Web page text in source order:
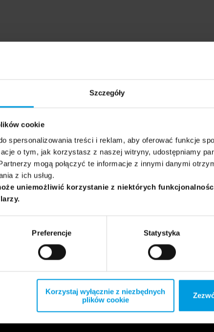
Szczegóły
cookie
spersonalizowania treści i reklam, aby oferować funkcje
o tym, jak korzystasz z naszej witryny, udostępniamy
mogą połączyć te informacje z innymi danymi
z ich usług.
uniemożliwić korzystanie z niektórych
Preferencje Statystyka
Korzystaj wyłącznie z niezbędnych
plików cookie